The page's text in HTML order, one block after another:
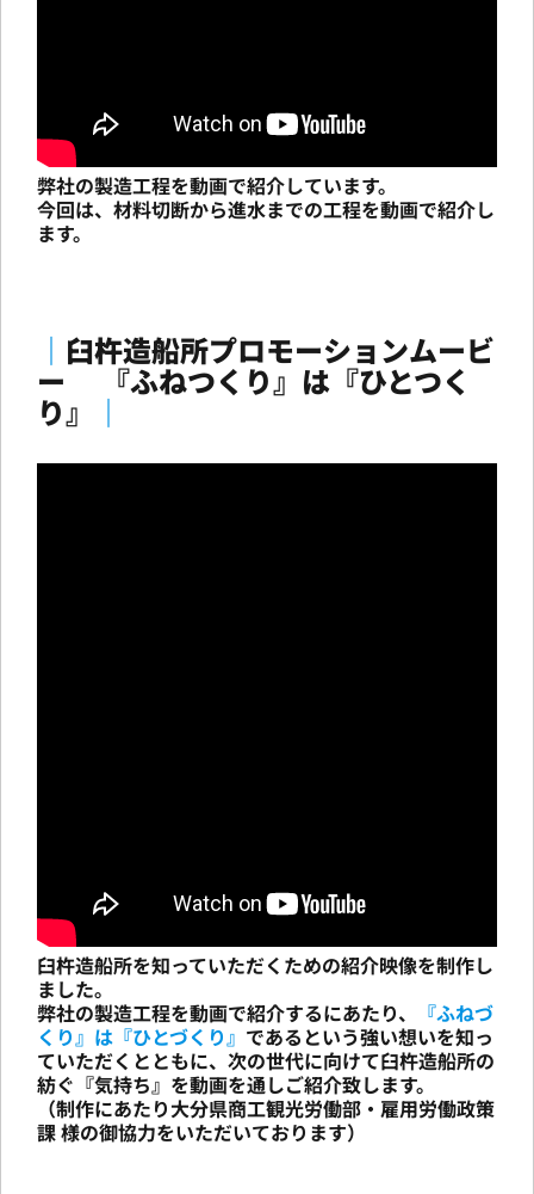
弊社の製造工程を動画で紹介しています。
今回は、材料切断から進水までの工程を動画で紹介し
ます。
｜ 臼杵造船所プロモーションムービ
ー 『ふねつくり』は『ひとつく
り』 ｜
臼杵造船所を知っていただくための紹介映像を制作し
ました。
弊社の製造工程を動画で紹介するにあたり、
『ふねづ
くり』は『ひとづくり』 であるという強い想いを知っ
ていただくとともに、次の世代に向けて臼杵造船所の
紡ぐ『気持ち』を動画を通しご紹介致します。
（制作にあたり大分県商工観光労働部・雇用労働政策
課 様の御協力をいただいております）